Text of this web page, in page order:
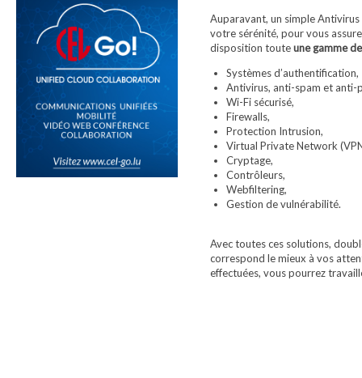
Auparavant, un simple Antivirus
votre sérénité, pour vous
disposition touteune gamme
Systèmes d’authentification,
Antivirus, anti-spam et anti-
Wi-Fi sécurisé,
Firewalls,
Protection Intrusion,
Virtual Private Network
Cryptage,
Contrôleurs,
Webfiltering,
Gestion de vulnérabilité.
Avec toutes ces solutions,
correspond le mieux à vos
effectuées, vous pourrez